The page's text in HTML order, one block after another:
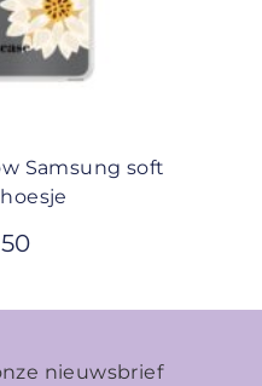
Samsung soft
nieuwsbrief